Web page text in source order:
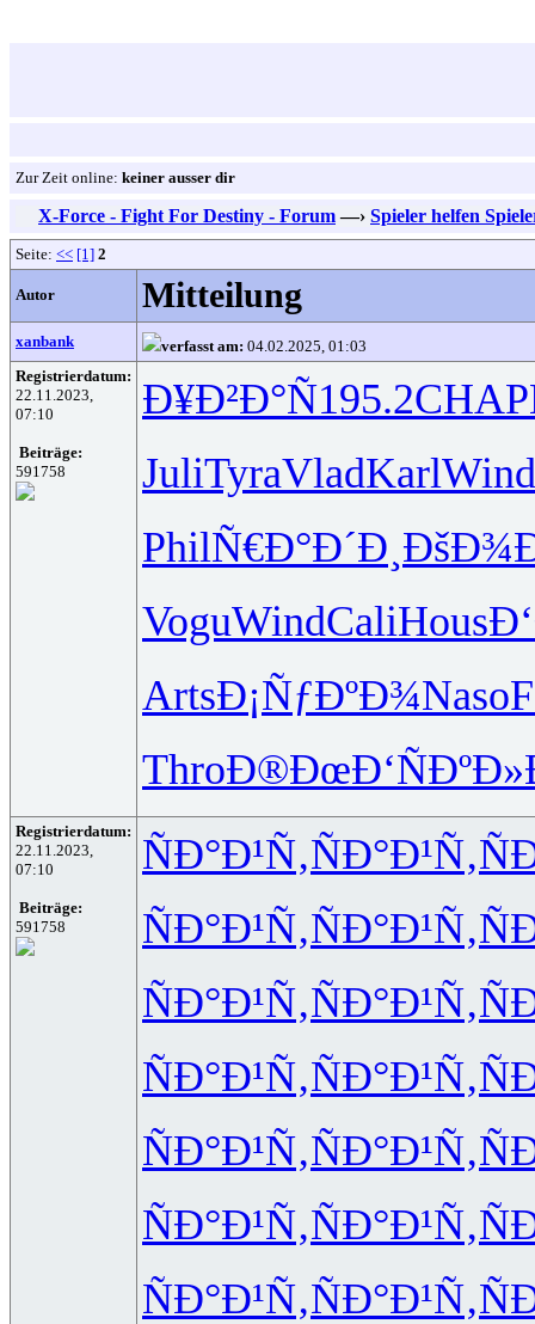
Zur Zeit online: keiner ausser dir
X-Force - Fight For Destiny - Forum —› Spieler helfen
Seite: << [1] 2
Autor Mitteilung
xanbank verfasst am: 04.02.2025, 01:03
Registrierdatum:
22.11.2023,
07:10
Beiträge:
591758
Ð¥Ð²Ð°Ñ195.2CHAP
JuliTyraVladKarlWind
PhilÑ€Ð°Ð´Ð¸
VoguWindCaliHous
ArtsÐ¡ÑƒÐºÐ¾Naso
ThroÐ®ÐœÐ‘Ñ
Registrierdatum:
22.11.2023,
07:10
Beiträge:
591758
ÑÐ°Ð¹Ñ‚ÑÐ°Ð¹Ñ‚
ÑÐ°Ð¹Ñ‚ÑÐ°Ð¹Ñ‚
ÑÐ°Ð¹Ñ‚ÑÐ°Ð¹Ñ‚
ÑÐ°Ð¹Ñ‚ÑÐ°Ð¹Ñ‚
ÑÐ°Ð¹Ñ‚ÑÐ°Ð¹Ñ‚
ÑÐ°Ð¹Ñ‚ÑÐ°Ð¹Ñ‚
ÑÐ°Ð¹Ñ‚ÑÐ°Ð¹Ñ‚